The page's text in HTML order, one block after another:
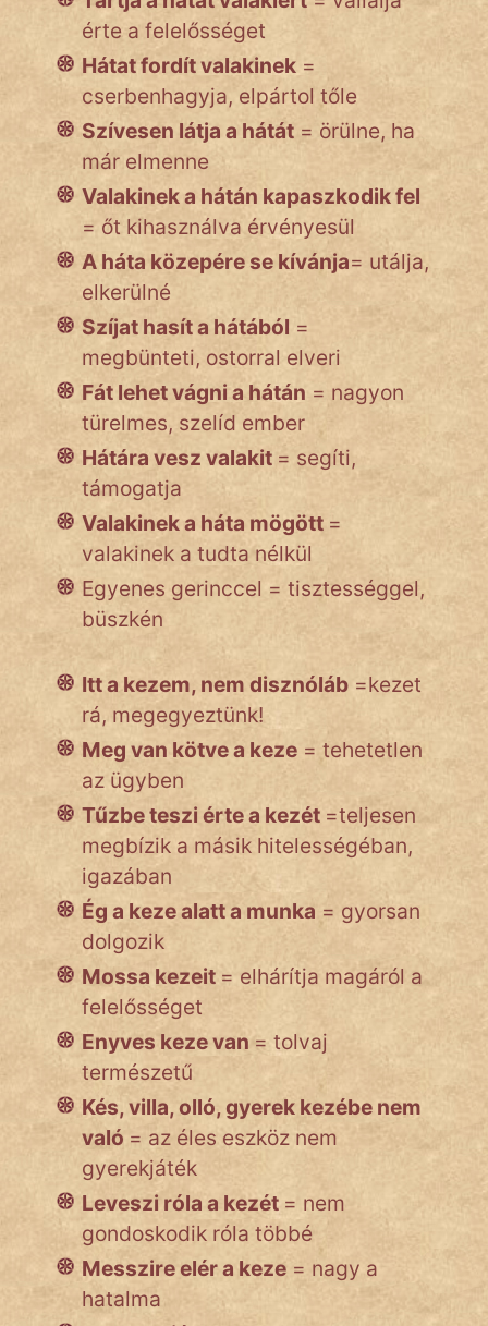
érte a felelősséget
Hátat fordít valakinek =
cserbenhagyja, elpártol tőle
Szívesen látja a hátát = örülne, ha
már elmenne
Valakinek a hátán kapaszkodik fel
= őt kihasználva érvényesül
A háta közepére se kívánja= utálja,
elkerülné
Szíjat hasít a hátából =
megbünteti, ostorral elveri
Fát lehet vágni a hátán = nagyon
türelmes, szelíd ember
Hátára vesz valakit = segíti,
támogatja
Valakinek a háta mögött =
valakinek a tudta nélkül
Egyenes gerinccel = tisztességgel,
büszkén
Itt a kezem, nem disznóláb =kezet
rá, megegyeztünk!
Meg van kötve a keze = tehetetlen
az ügyben
Tűzbe teszi érte a kezét =teljesen
megbízik a másik hitelességéban,
igazában
Ég a keze alatt a munka = gyorsan
dolgozik
Mossa kezeit = elhárítja magáról a
felelősséget
Enyves keze van= tolvaj
természetű
Kés, villa, olló, gyerek kezébe nem
való = az éles eszköz nem
gyerekjáték
Leveszi róla a kezét = nem
gondoskodik róla többé
Messzire elér a keze = nagy a
hatalma